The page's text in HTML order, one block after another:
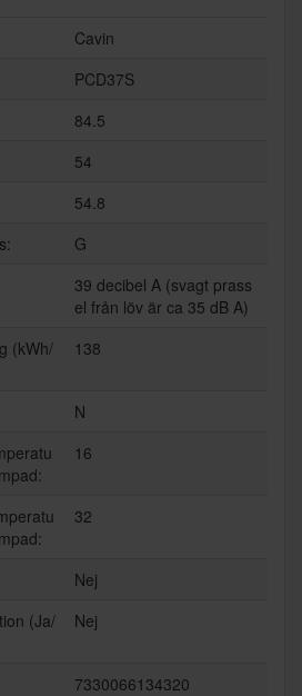
Cavin
PCD37S
84.5
54
54.8
G
39 decibel A (svagt prass
el från löv är ca 35 dB A)
(kWh/
138
N
16
32
Nej
(Ja/
Nej
7330066134320